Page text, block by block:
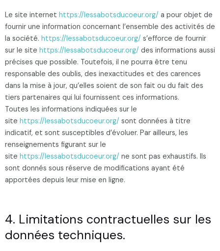
Le site internet https://lessabotsducoeur.org/ a pour objet de
fournir une information concernant l’ensemble des activités de
la société. https://lessabotsducoeur.org/ s’efforce de fournir
sur le site https://lessabotsducoeur.org/ des informations aussi
précises que possible. Toutefois, il ne pourra être tenu
responsable des oublis, des inexactitudes et des carences
dans la mise à jour, qu’elles soient de son fait ou du fait des
tiers partenaires qui lui fournissent ces informations.
Toutes les informations indiquées sur le
site https://lessabotsducoeur.org/ sont données à titre
indicatif, et sont susceptibles d’évoluer. Par ailleurs, les
renseignements figurant sur le
site https://lessabotsducoeur.org/ ne sont pas exhaustifs. Ils
sont donnés sous réserve de modifications ayant été
apportées depuis leur mise en ligne.
4. Limitations contractuelles sur les
données techniques.